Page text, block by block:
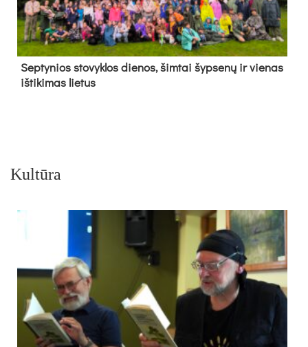
Sep­ty­nios sto­vyk­los die­nos, šim­tai šyp­se­nų ir vie­nas
iš­ti­ki­mas lie­tus
Kultūra